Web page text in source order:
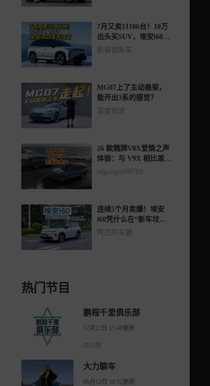
7月又卖11186台！10万
出头买SUV，埃安i60绕
不开了
新哥说新车
MG07上了主动悬架，
能开出3系的感觉？
温度恒定
26 款魏牌V8X爱情之声
体验：与 V9X 相比差距
明显
edgarqin990703
连续5个月卖爆！埃安
i60凭什么在“新车坟场”
里杀出重围？
阿杰的车酷
热门节目
鹏程千里俱乐部
12月22日 15:40更新
共10期
大力聊车
06月12日 10:52更新